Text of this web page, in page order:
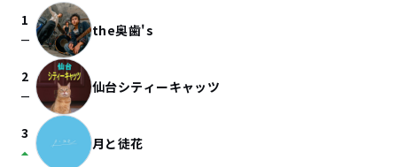
1
check_indeterminate_small the奥歯's
2
check_indeterminate_small 仙台シティーキャッツ
3
arrow_drop_up 月と徒花